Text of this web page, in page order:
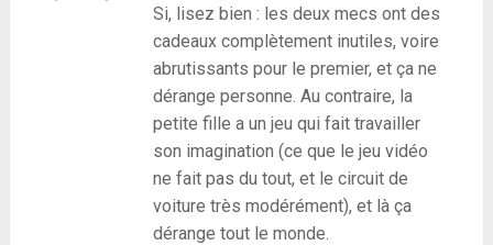
Si, lisez bien : les deux mecs ont des
cadeaux complètement inutiles, voire
abrutissants pour le premier, et ça ne
dérange personne. Au contraire, la
petite fille a un jeu qui fait travailler
son imagination (ce que le jeu vidéo
ne fait pas du tout, et le circuit de
voiture très modérément), et là ça
dérange tout le monde.